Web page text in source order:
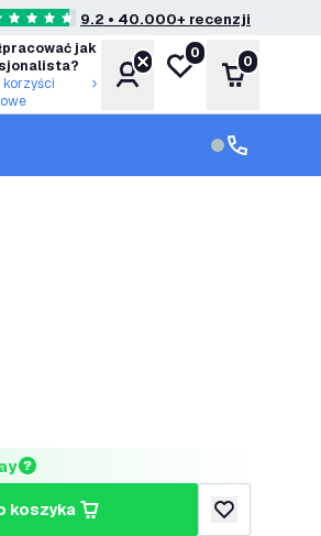
Gwiazdki oceny9.2 • 40.000+ recenzji
jak
korzyści
KontoMoja lista życzeń
0
Koszyk
0
Obsługa
Obsługa
koszyka
dodaj do listy